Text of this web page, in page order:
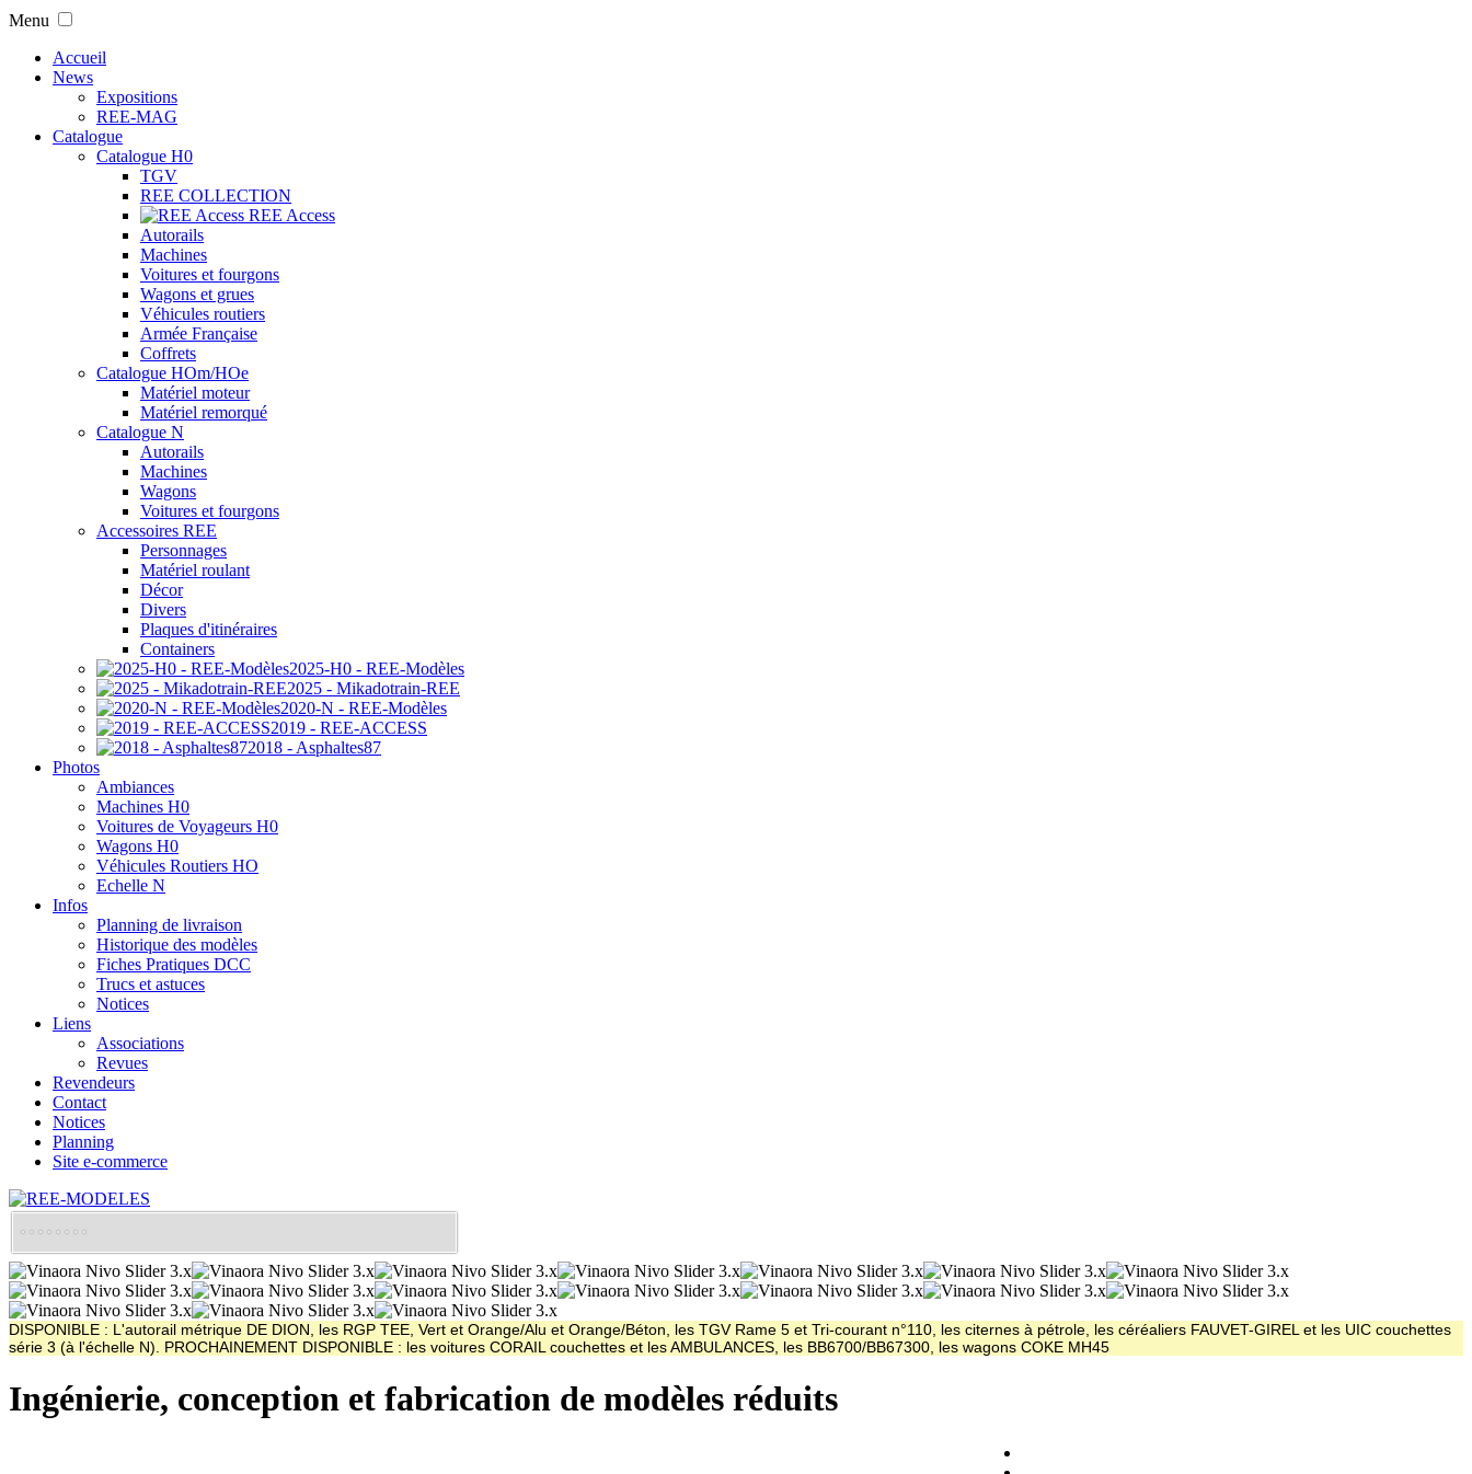
Menu
Accueil
News
Expositions
REE-MAG
Catalogue
Catalogue H0
TGV
REE COLLECTION
REE Access
Autorails
Machines
Voitures et fourgons
Wagons et grues
Véhicules routiers
Armée Française
Coffrets
Catalogue HOm/HOe
Matériel moteur
Matériel remorqué
Catalogue N
Autorails
Machines
Wagons
Voitures et fourgons
Accessoires REE
Personnages
Matériel roulant
Décor
Divers
Plaques d'itinéraires
Containers
2025-H0 - REE-Modèles
2025 - Mikadotrain-REE
2020-N - REE-Modèles
2019 - REE-ACCESS
2018 - Asphaltes87
Photos
Ambiances
Machines H0
Voitures de Voyageurs H0
Wagons H0
Véhicules Routiers HO
Echelle N
Infos
Planning de livraison
Historique des modèles
Fiches Pratiques DCC
Trucs et astuces
Notices
Liens
Associations
Revues
Revendeurs
Contact
Notices
Planning
Site e-commerce
DISPONIBLE : L'autorail métrique DE DION, les RGP TEE, Vert et Orange/Alu et Orange/Béton, les TGV Rame 5 et Tri-courant n°110, les citernes à pétrole, les céréaliers FAUVET-GIREL et les UIC couchettes
série 3 (à l'échelle N). PROCHAINEMENT DISPONIBLE : les voitures CORAIL couchettes et les AMBULANCES, les BB6700/BB67300, les wagons COKE MH45
Ingénierie, conception et fabrication de modèles réduits